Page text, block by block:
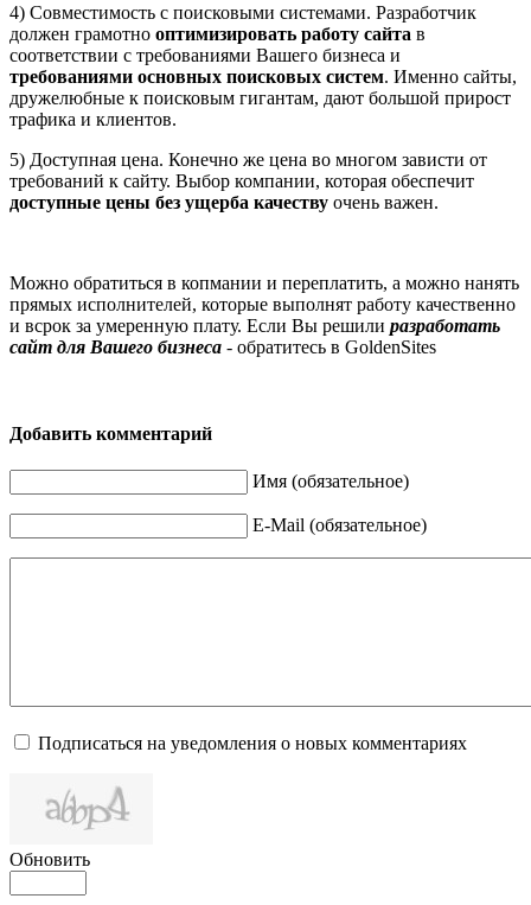
4) Совместимость с поисковыми системами. Разработчик
должен грамотно оптимизировать работу сайта в
соответствии с требованиями Вашего бизнеса и
требованиями основных поисковых систем. Именно сайты,
дружелюбные к поисковым гигантам, дают большой прирост
трафика и клиентов.
5) Доступная цена. Конечно же цена во многом зависти от
требований к сайту. Выбор компании, которая обеспечит
доступные цены без ущерба качеству очень важен.
Можно обратиться в копмании и переплатить, а можно нанять
прямых исполнителей, которые выполнят работу качественно
и всрок за умеренную плату. Если Вы решили разработать
сайт для Вашего бизнеса - обратитесь в GoldenSites
Добавить комментарий
Имя (обязательное)
E-Mail (обязательное)
Подписаться на уведомления о новых комментариях
Обновить